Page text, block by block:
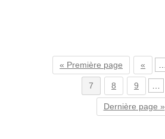
« Première page «
7 8 9
Dernière page »